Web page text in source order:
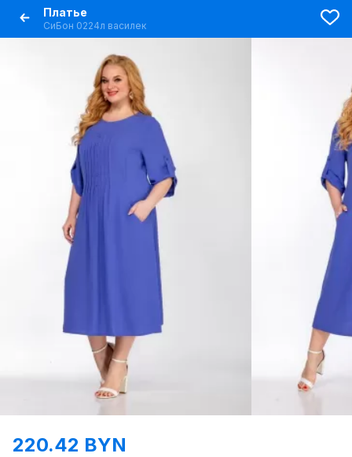
Платье
СиБон 0224л василек
220.42 BYN